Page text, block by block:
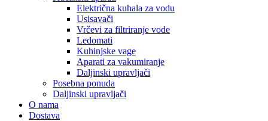
Električna kuhala za vodu
Usisavači
Vrčevi za filtriranje vode
Ledomati
Kuhinjske vage
Aparati za vakumiranje
Daljinski upravljači
Posebna ponuda
Daljinski upravljači
O nama
Dostava